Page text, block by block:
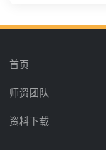
首页
师资团队
资料下载